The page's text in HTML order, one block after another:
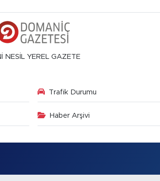
NESİL YEREL GAZETE
Trafik Durumu
Haber Arşivi